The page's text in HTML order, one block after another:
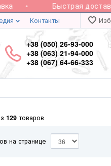
Быстрая доставка 🚚
Контакты
+38 (050) 26-93-000
+38 (063) 21-94-000
+38 (067) 64-66-333
129 товаров
на странице